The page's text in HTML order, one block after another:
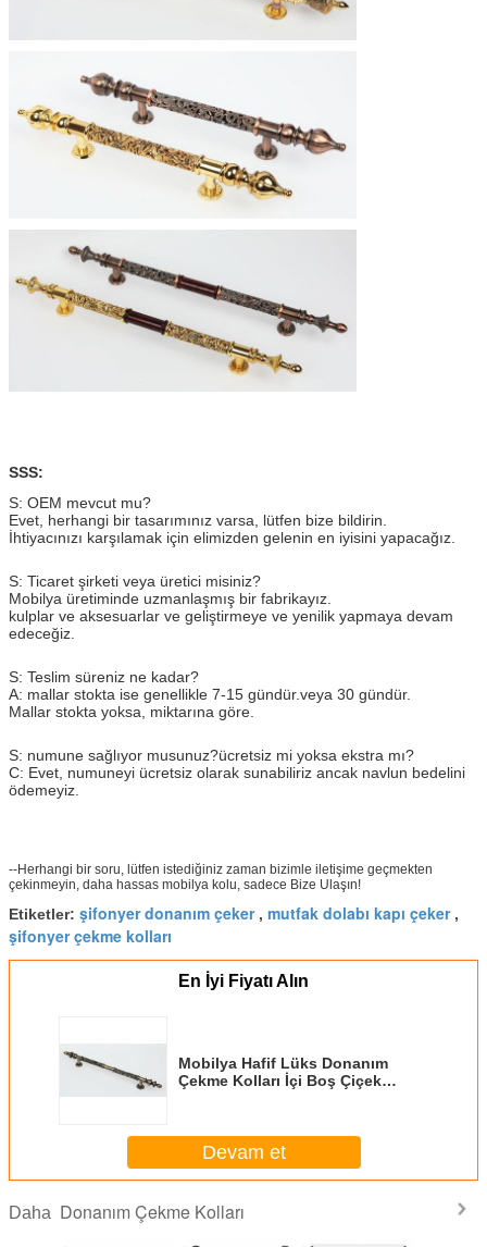
SSS:
S: OEM mevcut mu?
Evet, herhangi bir tasarımınız varsa, lütfen bize bildirin.
İhtiyacınızı karşılamak için elimizden gelenin en iyisini yapacağız.
S: Ticaret şirketi veya üretici misiniz?
Mobilya üretiminde uzmanlaşmış bir fabrikayız.
kulplar ve aksesuarlar ve geliştirmeye ve yenilik yapmaya devam
edeceğiz.
S: Teslim süreniz ne kadar?
A: mallar stokta ise genellikle 7-15 gündür.veya 30 gündür.
Mallar stokta yoksa, miktarına göre.
S: numune sağlıyor musunuz?ücretsiz mi yoksa ekstra mı?
C: Evet, numuneyi ücretsiz olarak sunabiliriz ancak navlun bedelini
ödemeyiz.
--Herhangi bir soru, lütfen istediğiniz zaman bizimle iletişime geçmekten
çekinmeyin, daha hassas mobilya kolu, sadece Bize Ulaşın!
Etiketler: şifonyer donanım çeker, mutfak dolabı kapı çeker,
şifonyer çekme kolları
En İyi Fiyatı Alın
Mobilya Hafif Lüks Donanım
Çekme Kolları İçi Boş Çiçek
Devam et
Daha Donanım Çekme Kolları